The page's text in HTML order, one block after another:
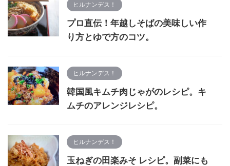
ヒルナンデス！
プロ直伝！年越しそばの美味しい作
り方とゆで方のコツ。
ヒルナンデス！
韓国風キムチ肉じゃがのレシピ。キ
ムチのアレンジレシピ。
ヒルナンデス！
玉ねぎの田楽みそ レシピ。副菜にも